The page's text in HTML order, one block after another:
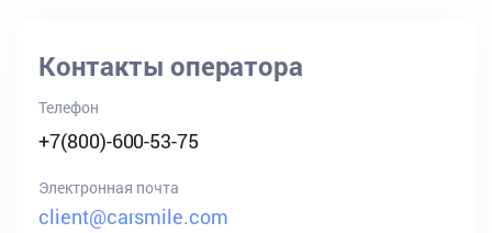
Контакты оператора
Телефон
+7(800)-600-53-75
Электронная почта
client@carsmile.com